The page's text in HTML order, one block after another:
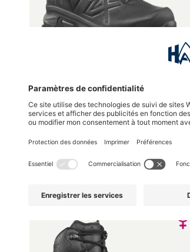
Note moyenne de 4.5 sur 5 étoiles
CONNEXIS Go GTX Ws LTR mid
*Prix incl. TVA légale plus frais de port